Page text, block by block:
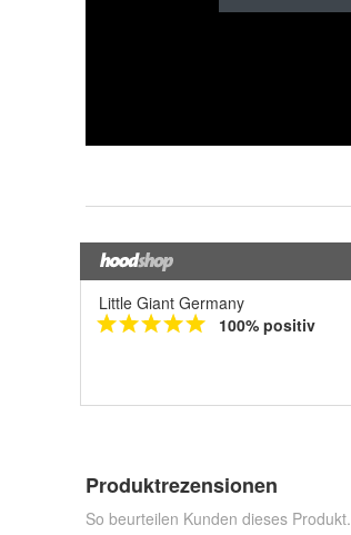
Little Giant Germany
100% positiv
Produktrezensionen
So beurteilen Kunden dieses Produkt.